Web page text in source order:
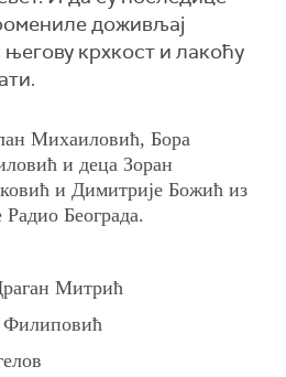
доживљај
крхкост и лакоћу
Михаиловић, Бора
и деца Зоран
и Димитрије Божић из
Београда.
Митрић
Филиповић